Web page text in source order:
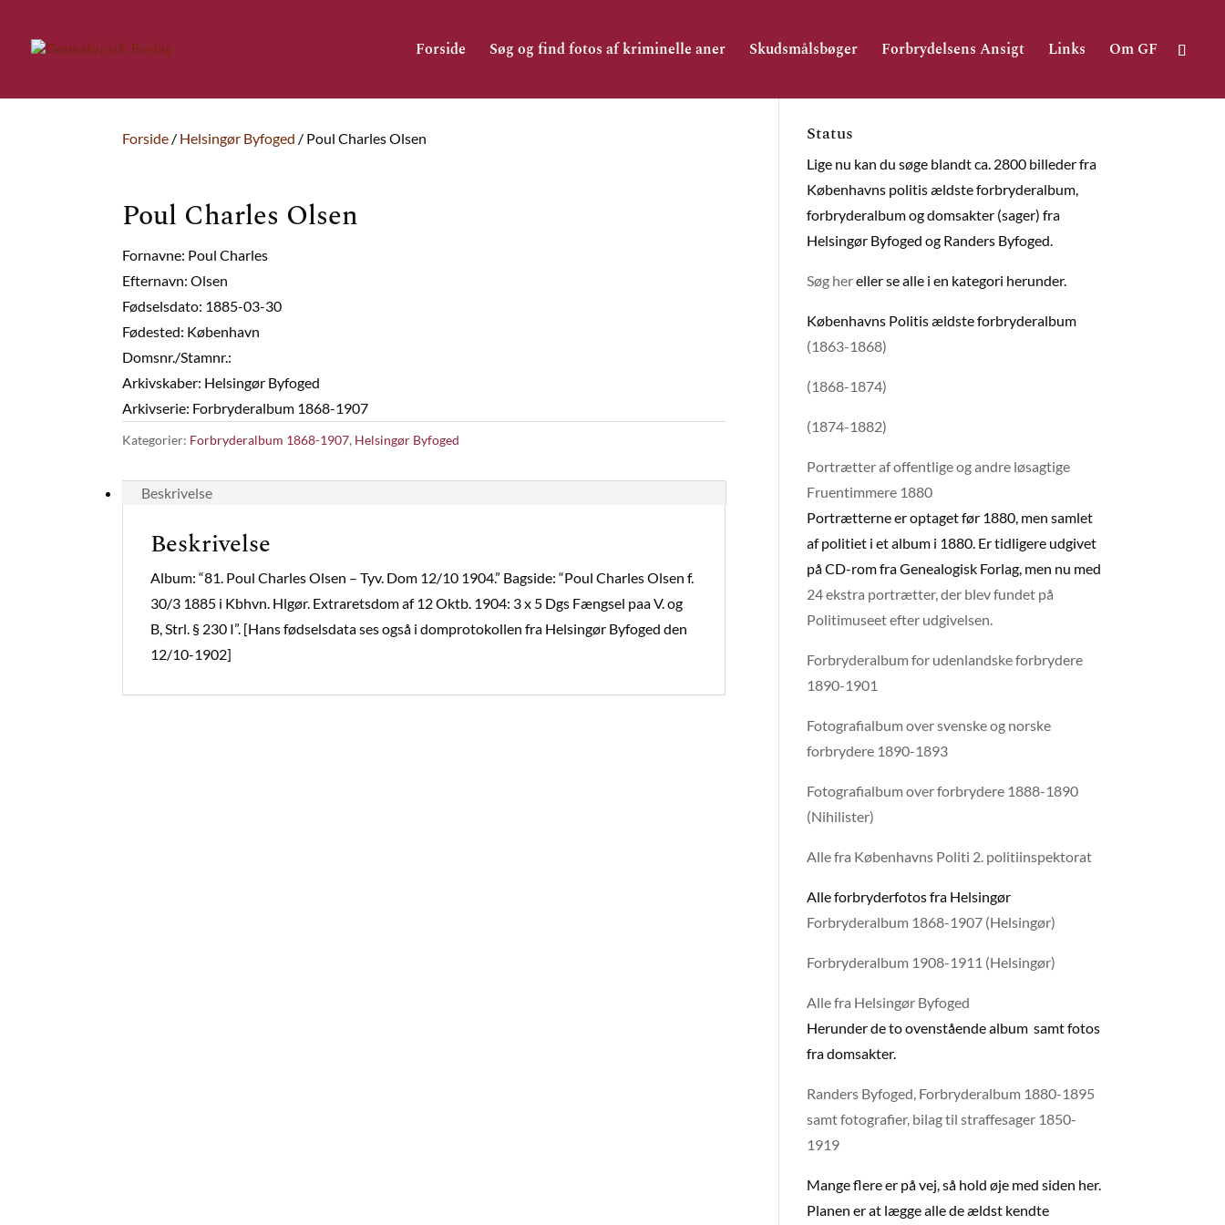
Forside Søg og find fotos af kriminelle aner Skudsmålsbøger Forbrydelsens Ansigt Links Om GF
Forside / Helsingør Byfoged / Poul Charles Olsen
Poul Charles Olsen
Fornavne: Poul Charles
Efternavn: Olsen
Fødselsdato: 1885-03-30
Fødested: København
Domsnr./Stamnr.:
Arkivskaber: Helsingør Byfoged
Arkivserie: Forbryderalbum 1868-1907
Kategorier: Forbryderalbum 1868-1907, Helsingør Byfoged
Beskrivelse
Beskrivelse
Album: “81. Poul Charles Olsen – Tyv. Dom 12/10 1904.” Bagside: “Poul Charles Olsen f.
30/3 1885 i Kbhvn. Hlgør. Extraretsdom af 12 Oktb. 1904: 3 x 5 Dgs Fængsel paa V. og
B, Strl. § 230 I”. [Hans fødselsdata ses også i domprotokollen fra Helsingør Byfoged den
12/10-1902]
Status
Lige nu kan du søge blandt ca. 2800 billeder fra
Københavns politis ældste forbryderalbum,
forbryderalbum og domsakter (sager) fra
Helsingør Byfoged og Randers Byfoged.
Søg hereller se alle i en kategori herunder.
Københavns Politis ældste forbryderalbum
(1863-1868)
(1868-1874)
(1874-1882)
Portrætter af offentlige og andre løsagtige
Fruentimmere 1880
Portrætterne er optaget før 1880, men samlet
af politiet i et album i 1880. Er tidligere udgivet
på CD-rom fra Genealogisk Forlag, men nu med
24 ekstra portrætter, der blev fundet på
Politimuseet efter udgivelsen.
Forbryderalbum for udenlandske forbrydere
1890-1901
Fotografialbum over svenske og norske
forbrydere 1890-1893
Fotografialbum over forbrydere 1888-1890
(Nihilister)
Alle fra Københavns Politi 2. politiinspektorat
Alle forbryderfotos fra Helsingør
Forbryderalbum 1868-1907 (Helsingør)
Forbryderalbum 1908-1911 (Helsingør)
Alle fra Helsingør Byfoged
Herunder de to ovenstående album samt fotos
fra domsakter.
Randers Byfoged, Forbryderalbum 1880-1895
samt fotografier, bilag til straffesager 1850-
1919
Mange flere er på vej, så hold øje med siden her.
Planen er at lægge alle de ældst kendte